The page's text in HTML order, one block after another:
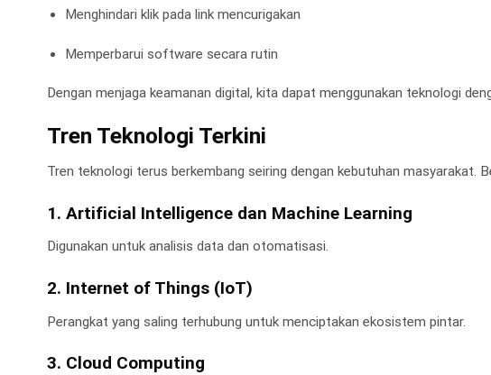
Menghindari klik pada link mencurigakan
Memperbarui software secara rutin
Dengan menjaga keamanan digital, kita dapat menggunakan teknologi
Tren Teknologi Terkini
Tren teknologi terus berkembang seiring dengan kebutuhan masyarakat.
1. Artificial Intelligence dan Machine Learning
Digunakan untuk analisis data dan otomatisasi.
2. Internet of Things (IoT)
Perangkat yang saling terhubung untuk menciptakan ekosistem pintar.
3. Cloud Computing